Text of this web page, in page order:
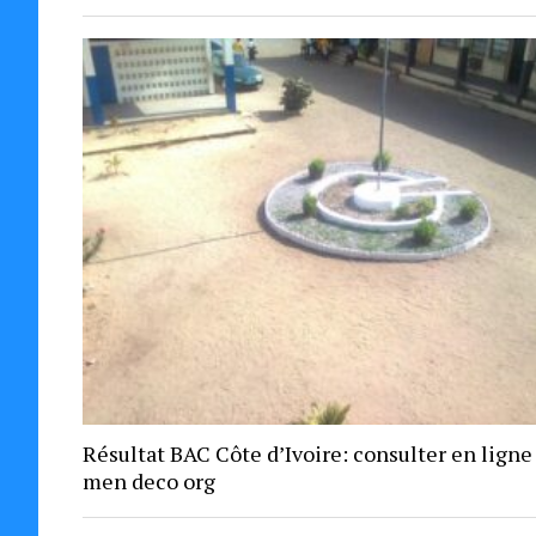
Résultat BAC Côte d’Ivoire: consulter en
men deco org